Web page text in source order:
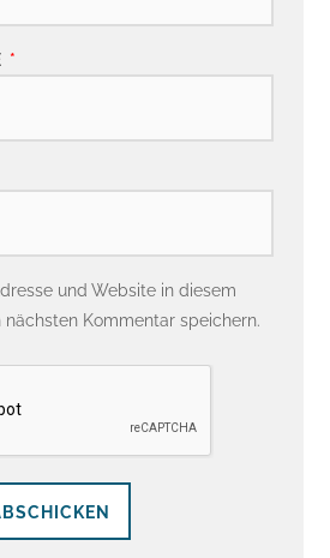
*
und Website in diesem
nächsten Kommentar speichern.